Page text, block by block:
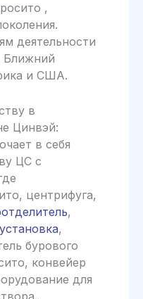
,
деятельности
Ближний
и США.
в
Цинвэй:
в себя
ЦС с
центрифуга,
,
,
бурового
конвейер
для